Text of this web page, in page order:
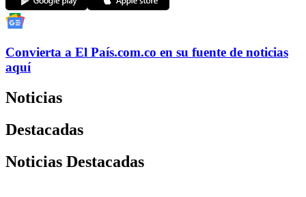
Convierta a El País.com.co en su fuente de noticias
aquí
Noticias
Destacadas
Noticias Destacadas